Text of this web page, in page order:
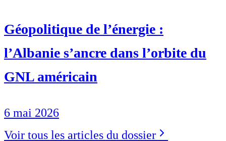
Géopolitique de l’énergie :
l’Albanie s’ancre dans l’orbite du
GNL américain
6 mai 2026
Voir tous les articles du dossier